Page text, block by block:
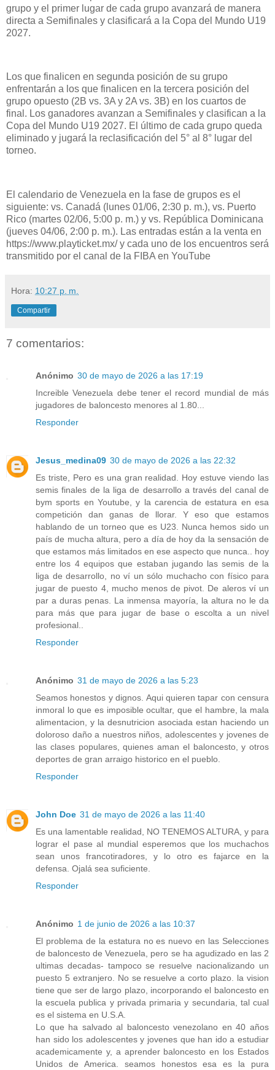
grupo y el primer lugar de cada grupo avanzará de manera
directa a Semifinales y clasificará a la Copa del Mundo U19
2027.
Los que finalicen en segunda posición de su grupo
enfrentarán a los que finalicen en la tercera posición del
grupo opuesto (2B vs. 3A y 2A vs. 3B) en los cuartos de
final. Los ganadores avanzan a Semifinales y clasifican a la
Copa del Mundo U19 2027. El último de cada grupo queda
eliminado y jugará la reclasificación del 5° al 8° lugar del
torneo.
El calendario de Venezuela en la fase de grupos es el
siguiente: vs. Canadá (lunes 01/06, 2:30 p. m.), vs. Puerto
Rico (martes 02/06, 5:00 p. m.) y vs. República Dominicana
(jueves 04/06, 2:00 p. m.). Las entradas están a la venta en
https://www.playticket.mx/ y cada uno de los encuentros será
transmitido por el canal de la FIBA en YouTube
Hora: 10:27 p. m.
Compartir
7 comentarios:
Anónimo 30 de mayo de 2026 a las 17:19
Increible Venezuela debe tener el record mundial de más
jugadores de baloncesto menores al 1.80...
Responder
Jesus_medina09 30 de mayo de 2026 a las 22:32
Es triste, Pero es una gran realidad. Hoy estuve viendo las
semis finales de la liga de desarrollo a través del canal de
bym sports en Youtube, y la carencia de estatura en esa
competición dan ganas de llorar. Y eso que estamos
hablando de un torneo que es U23. Nunca hemos sido un
país de mucha altura, pero a día de hoy da la sensación de
que estamos más limitados en ese aspecto que nunca.. hoy
entre los 4 equipos que estaban jugando las semis de la
liga de desarrollo, no ví un sólo muchacho con físico para
jugar de puesto 4, mucho menos de pivot. De aleros ví un
par a duras penas. La inmensa mayoría, la altura no le da
para más que para jugar de base o escolta a un nivel
profesional..
Responder
Anónimo 31 de mayo de 2026 a las 5:23
Seamos honestos y dignos. Aqui quieren tapar con censura
inmoral lo que es imposible ocultar, que el hambre, la mala
alimentacion, y la desnutricion asociada estan haciendo un
doloroso daño a nuestros niños, adolescentes y jovenes de
las clases populares, quienes aman el baloncesto, y otros
deportes de gran arraigo historico en el pueblo.
Responder
John Doe 31 de mayo de 2026 a las 11:40
Es una lamentable realidad, NO TENEMOS ALTURA, y para
lograr el pase al mundial esperemos que los muchachos
sean unos francotiradores, y lo otro es fajarce en la
defensa. Ojalá sea suficiente.
Responder
Anónimo 1 de junio de 2026 a las 10:37
El problema de la estatura no es nuevo en las Selecciones
de baloncesto de Venezuela, pero se ha agudizado en las 2
ultimas decadas- tampoco se resuelve nacionalizando un
puesto 5 extranjero. No se resuelve a corto plazo. la vision
tiene que ser de largo plazo, incorporando el baloncesto en
la escuela publica y privada primaria y secundaria, tal cual
es el sistema en U.S.A.
Lo que ha salvado al baloncesto venezolano en 40 años
han sido los adolescentes y jovenes que han ido a estudiar
academicamente y, a aprender baloncesto en los Estados
Unidos de America. seamos honestos esa es la pura